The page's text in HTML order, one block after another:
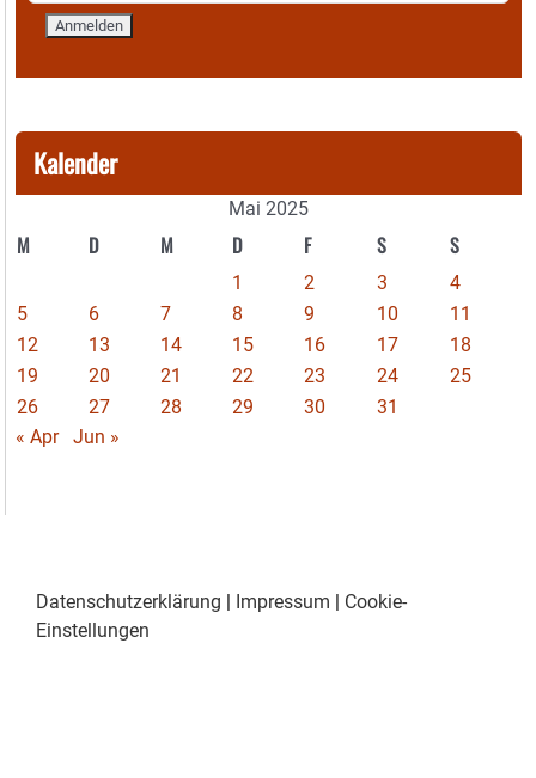
Kalender
Mai 2025
M D M D F S S
1 2 3
4
5
6 7 8 9 10
11
12
13 14 15 16 17
18
19
20 21 22 23 24
25
26
27 28 29 30
31
« Apr
Jun »
Datenschutzerklärung | Impressum | Cookie-
Einstellungen